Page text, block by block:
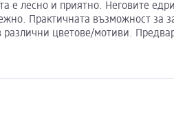
е лесно и приятно. Неговите
Практичната възможност
цветове/мотиви.